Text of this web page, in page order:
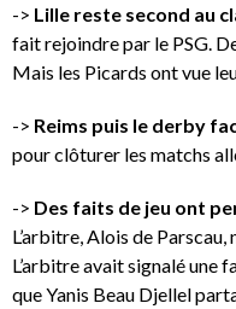
-> Lille reste second au
fait rejoindre par le PSG.
Mais les Picards ont vue
-> Reims puis le derby
pour clôturer les matchs
-> Des faits de jeu ont
L’arbitre, Alois de Parscau,
L’arbitre avait signalé une
que Yanis Beau Djellel